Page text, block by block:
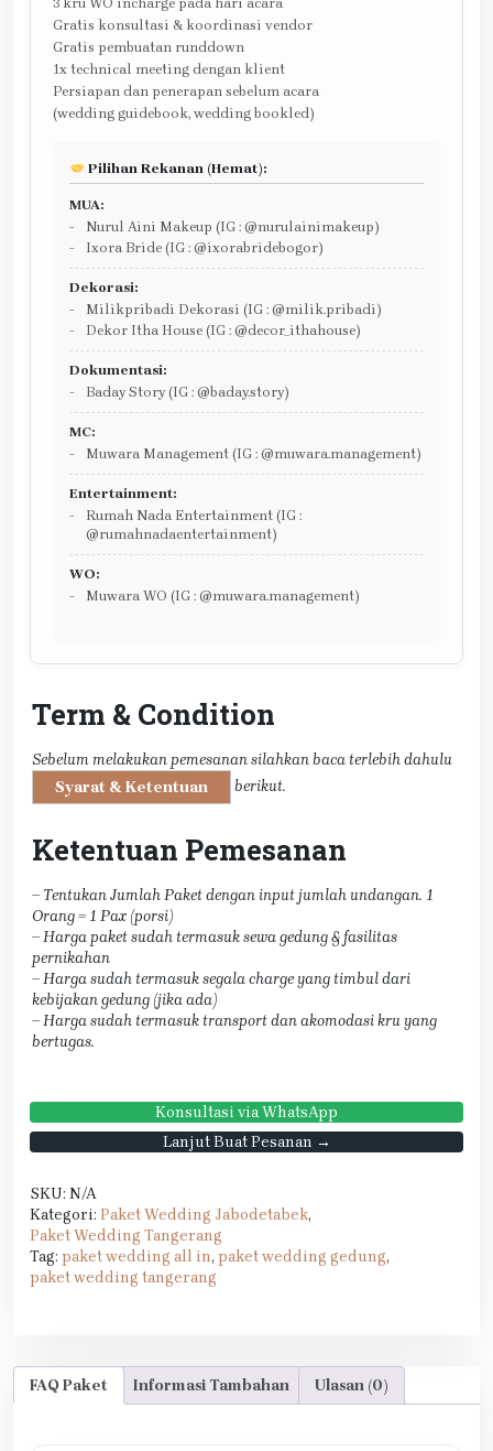
Gratis konsultasi & koordinasi vendor
Gratis pembuatan runddown
1x technical meeting dengan klient
Persiapan dan penerapan sebelum acara
(wedding guidebook, wedding bookled)
Pilihan Rekanan (Hemat):
MUA:
Nurul Aini Makeup (IG : @nurulainimakeup)
Ixora Bride (IG : @ixorabridebogor)
Dekorasi:
Milikpribadi Dekorasi (IG : @milik.pribadi)
Dekor Itha House (IG : @decor_ithahouse)
Dokumentasi:
Baday Story (IG : @baday.story)
MC:
Muwara Management (IG : @muwara.management)
Entertainment:
Rumah Nada Entertainment (IG :
@rumahnadaentertainment)
WO:
Muwara WO (IG : @muwara.management)
Term & Condition
Sebelum melakukan pemesanan silahkan baca terlebih dahulu
Syarat & Ketentuan
berikut.
Ketentuan Pemesanan
– Tentukan Jumlah Paket dengan input jumlah undangan. 1
Orang = 1 Pax (porsi)
– Harga paket sudah termasuk sewa gedung & fasilitas
pernikahan
– Harga sudah termasuk segala charge yang timbul dari
kebijakan gedung (jika ada)
– Harga sudah termasuk transport dan akomodasi kru yang
bertugas.
Konsultasi via WhatsApp
Lanjut Buat Pesanan →
SKU: N/A
Kategori: Paket Wedding Jabodetabek,
Paket Wedding Tangerang
Tag: paket wedding all in, paket wedding gedung,
paket wedding tangerang
FAQ Paket Informasi Tambahan Ulasan (0)